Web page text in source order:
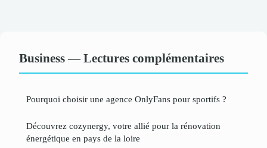
Business — Lectures complémentaires
Pourquoi choisir une agence OnlyFans pour sportifs ?
Découvrez cozynergy, votre allié pour la rénovation
énergétique en pays de la loire